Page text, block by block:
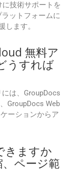
技術サポートを
ットフォームに
します。
無料ア
うすれば
は、GroupDocs
GroupDocs Web
ーションからア
きますか
、ページ範